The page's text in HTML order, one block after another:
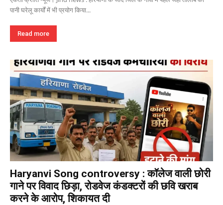
पानी घरेलू कार्यों में भी प्रयोग किया...
Read more
Haryanvi Song controversy : कॉलेज वाली छोरी
गाने पर विवाद छिड़ा, रोडवेज कंडक्टरों की छवि खराब
करने के आरोप, शिकायत दी